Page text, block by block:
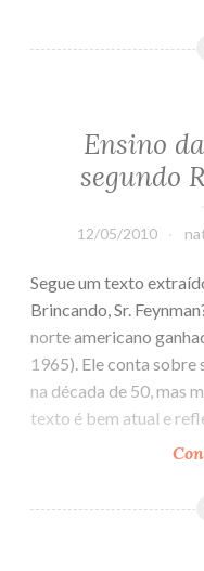
Ensino
segundo
12/05/2010
Segue um texto
Brincando, Sr.
norte americano
1965). Ele conta sobre
na década de 50, mas
texto é bem atual e